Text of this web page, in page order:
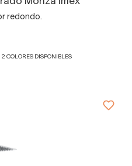
redondo.
2 COLORES DISPONIBLES